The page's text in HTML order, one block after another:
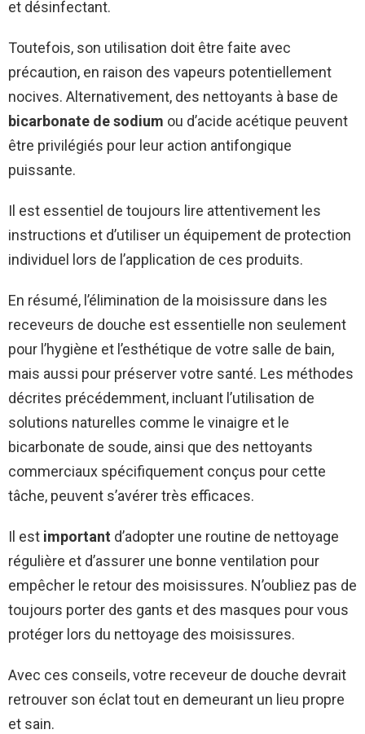
et désinfectant.
Toutefois, son utilisation doit être faite avec
précaution, en raison des vapeurs potentiellement
nocives. Alternativement, des nettoyants à base de
bicarbonate de sodium ou d’acide acétique peuvent
être privilégiés pour leur action antifongique
puissante.
Il est essentiel de toujours lire attentivement les
instructions et d’utiliser un équipement de protection
individuel lors de l’application de ces produits.
En résumé, l’élimination de la moisissure dans les
receveurs de douche est essentielle non seulement
pour l’hygiène et l’esthétique de votre salle de bain,
mais aussi pour préserver votre santé. Les méthodes
décrites précédemment, incluant l’utilisation de
solutions naturelles comme le vinaigre et le
bicarbonate de soude, ainsi que des nettoyants
commerciaux spécifiquement conçus pour cette
tâche, peuvent s’avérer très efficaces.
Il est important d’adopter une routine de nettoyage
régulière et d’assurer une bonne ventilation pour
empêcher le retour des moisissures. N’oubliez pas de
toujours porter des gants et des masques pour vous
protéger lors du nettoyage des moisissures.
Avec ces conseils, votre receveur de douche devrait
retrouver son éclat tout en demeurant un lieu propre
et sain.